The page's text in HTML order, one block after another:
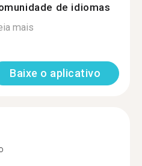
de idiomas
mais
Baixe o aplicativo